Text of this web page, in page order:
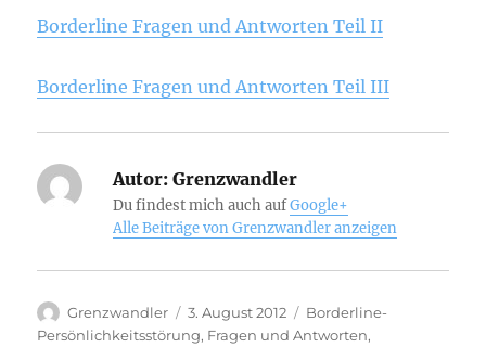
Borderline Fragen und Antworten Teil II
Borderline Fragen und Antworten Teil III
Autor: Grenzwandler
Du findest mich auch aufGoogle+
Alle Beiträge von Grenzwandler anzeigen
Autor
Grenzwandler
Veröffentlicht
am
3. August 2012 Kategorien
Borderline-
Persönlichkeitsstörung, Fragen und Antworten,